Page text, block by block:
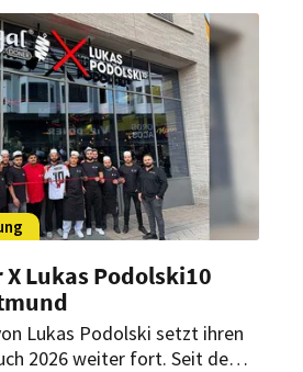
Gerichte und XXL-
der Karte.
Lukas Podolski10
Lukas Podolski setzt ihren
2026 weiter fort. Seit dem